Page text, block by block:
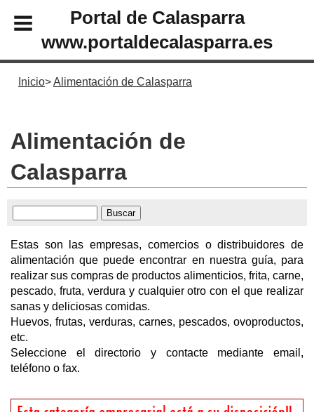
Portal de Calasparra
www.portaldecalasparra.es
Inicio Alimentación de Calasparra
Alimentación de
Calasparra
Estas son las empresas, comercios o distribuidores de
alimentación que puede encontrar en nuestra guía, para
realizar sus compras de productos alimenticios, frita, carne,
pescado, fruta, verdura y cualquier otro con el que realizar
sanas y deliciosas comidas.
Huevos, frutas, verduras, carnes, pescados, ovoproductos,
etc.
Seleccione el directorio y contacte mediante email,
teléfono o fax.